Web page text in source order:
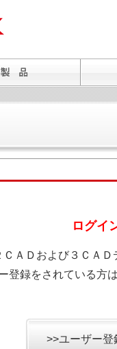
ログイ
ＡＤおよび３ＣＡ
登録をされている方
>>ユーザー